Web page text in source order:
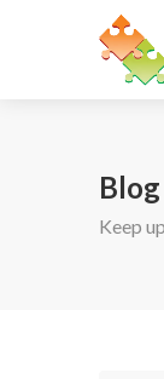
Blog
Keep